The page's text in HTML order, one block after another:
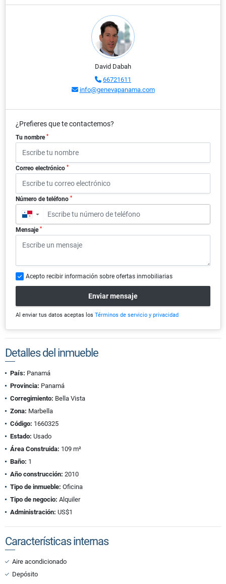
David Dabah
66721611
info@genevapanama.com
¿Prefieres que te contactemos?
Tu nombre *
Correo electrónico *
Número de teléfono *
▼
Mensaje *
Acepto recibir información sobre ofertas inmobiliarias
Enviar mensaje
Al enviar tus datos aceptas los Términos de servicio y privacidad
Detalles del inmueble
País: Panamá
Provincia: Panamá
Corregimiento: Bella Vista
Zona: Marbella
Código: 1660325
Estado: Usado
Área Construida: 109 m²
Baño: 1
Año construcción: 2010
Tipo de inmueble: Oficina
Tipo de negocio: Alquiler
Administración: US$1
Características internas
Aire acondicionado
Depósito